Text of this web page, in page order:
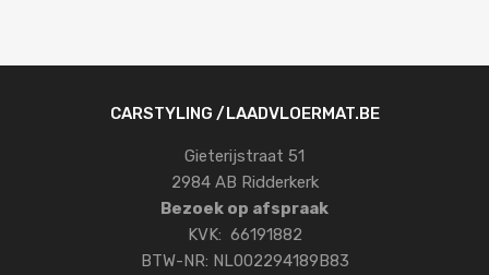
CARSTYLING /LAADVLOERMAT.BE
Gieterijstraat 51
2984 AB Ridderkerk
Bezoek op afspraak
KVK: 66191882
BTW-NR: NL002294189B83